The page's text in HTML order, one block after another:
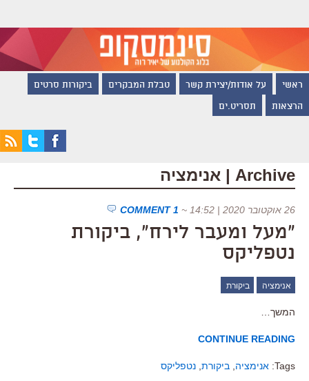
ראשי על אודות/יצירת קשר טבלת המבקרים ביקורות סרטים
הרצאות תסריט.ים
Archive | אנימציה
26 אוקטובר 2020 | 14:52 ~
1 COMMENT
"מעל ומעבר לירח", ביקורת
נטפליקס
אנימציה ביקורת
המשך…
CONTINUE READING
Tags: אנימציה ביקורת נטפליקס